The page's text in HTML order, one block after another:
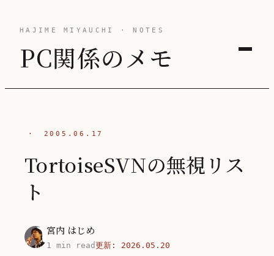
HAJIME MIYAUCHI · NOTES
PC関係のメモ
· 2005.06.17
TortoiseSVNの無視リス
ト
宮内 はじめ
1 min read更新: 2026.05.20